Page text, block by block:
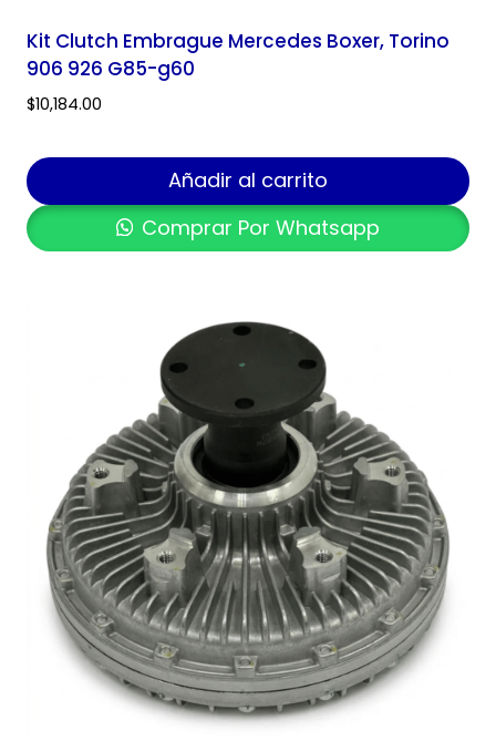
Kit Clutch Embrague Mercedes Boxer, Torino
906 926 G85-g60
$10,184.00
Añadir al carrito
Comprar Por Whatsapp